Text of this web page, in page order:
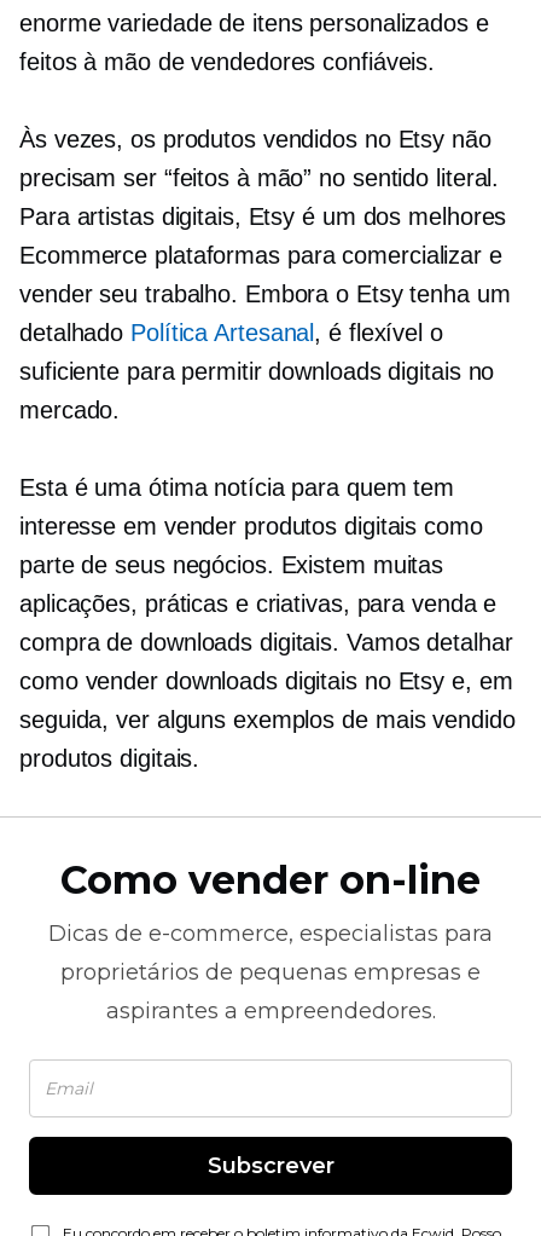
enorme variedade de itens personalizados e
feitos à mão de vendedores confiáveis.
Às vezes, os produtos vendidos no Etsy não
precisam ser “feitos à mão” no sentido literal.
Para artistas digitais, Etsy é um dos melhores
Ecommerce plataformas para comercializar e
vender seu trabalho. Embora o Etsy tenha um
detalhado Política Artesanal , é flexível o
suficiente para permitir downloads digitais no
mercado.
Esta é uma ótima notícia para quem tem
interesse em vender produtos digitais como
parte de seus negócios. Existem muitas
aplicações, práticas e criativas, para venda e
compra de downloads digitais. Vamos detalhar
como vender downloads digitais no Etsy e, em
seguida, ver alguns exemplos de mais vendido
produtos digitais.
Como vender on-line
Dicas de e-commerce, especialistas para
proprietários de pequenas empresas e
aspirantes a empreendedores.
Subscrever